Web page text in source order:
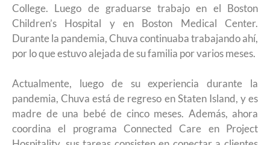
College. Luego de graduarse trabajo en el Boston
Children’s Hospital y en Boston Medical Center.
Durante la pandemia, Chuva continuaba trabajando ahí,
por lo que estuvo alejada de su familia por varios meses.
Actualmente, luego de su experiencia durante la
pandemia, Chuva está de regreso en Staten Island, y es
madre de una bebé de cinco meses. Además, ahora
coordina el programa Connected Care en Project